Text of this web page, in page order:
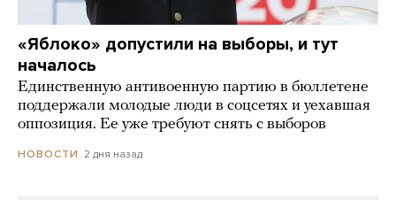
«Яблоко» допустили на выборы, и тут
началось
Единственную антивоенную партию в бюллетене
поддержали молодые люди в соцсетях и уехавшая
оппозиция. Ее уже требуют снять с выборов
НОВОСТИ 2 дня назад